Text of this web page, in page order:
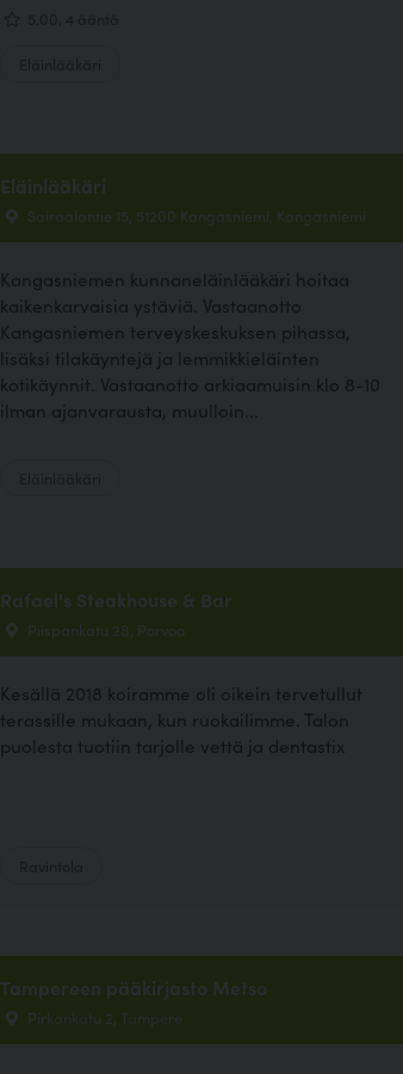
Eläinlääkäri
Sairaalantie 15, 51200 Kangasniemi, Kangasniemi
Kangasniemen kunnaneläinlääkäri hoitaa
kaikenkarvaisia ystäviä. Vastaanotto
Kangasniemen terveyskeskuksen pihassa,
lisäksi tilakäyntejä ja lemmikkieläinten
kotikäynnit. Vastaanotto arkiaamuisin klo 8-10
ilman ajanvarausta, muulloin...
Rafael's Steakhouse & Bar
Piispankatu 28, Porvoo
Kesällä 2018 koiramme oli oikein tervetullut
terassille mukaan, kun ruokailimme. Talon
puolesta tuotiin tarjolle vettä ja dentastix
Tampereen pääkirjasto Metso
Pirkankatu 2, Tampere